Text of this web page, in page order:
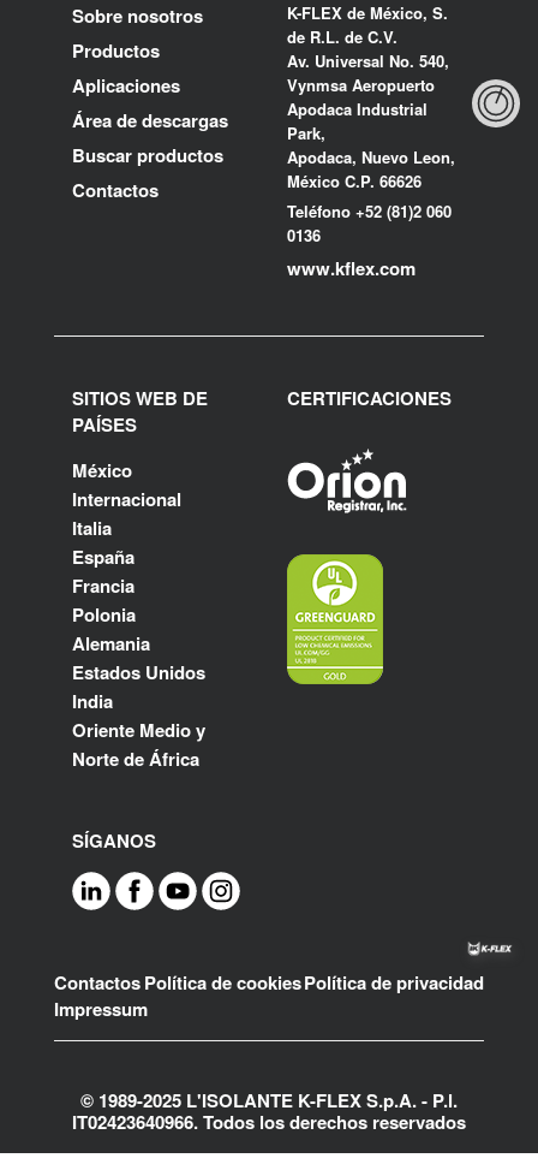
Sobre nosotros
Productos
Aplicaciones
Área de descargas
Buscar productos
Contactos
K-FLEX de México, S.
de R.L. de C.V.
Av. Universal No. 540,
Vynmsa Aeropuerto
Apodaca Industrial
Park,
Apodaca, Nuevo Leon,
México C.P. 66626
Teléfono +52 (81)2 060
0136
www.kflex.com
SITIOS WEB DE
PAÍSES
México
Internacional
Italia
España
Francia
Polonia
Alemania
Estados Unidos
India
Oriente Medio y
Norte de África
CERTIFICACIONES
SÍGANOS
Footer
ContactosPolítica de cookiesPolítica de privacidad
Impressum
© 1989-2025 L'ISOLANTE K-FLEX S.p.A. - P.l.
IT02423640966. Todos los derechos reservados